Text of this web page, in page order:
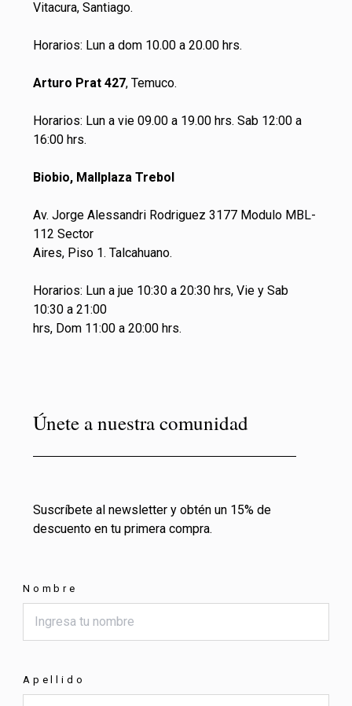
Vitacura, Santiago.
Horarios: Lun a dom 10.00 a 20.00 hrs.
Arturo Prat 427, Temuco.
Horarios: Lun a vie 09.00 a 19.00 hrs. Sab 12:00 a
16:00 hrs.
Biobio, Mallplaza Trebol
Av. Jorge Alessandri Rodriguez 3177 Modulo MBL-
112 Sector
Aires, Piso 1. Talcahuano.
Horarios: Lun a jue 10:30 a 20:30 hrs, Vie y Sab
10:30 a 21:00
hrs, Dom 11:00 a 20:00 hrs.
Únete a nuestra comunidad
Suscríbete al newsletter y obtén un 15% de
descuento en tu primera compra.
Nombre
Apellido